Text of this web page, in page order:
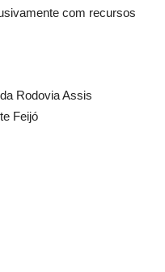
com recursos
Rodovia Assis
Feijó